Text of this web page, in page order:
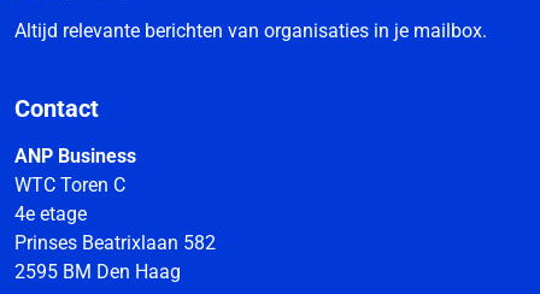
Altijd relevante berichten van organisaties in je mailbox.
Contact
ANP Business
WTC Toren C
4e etage
Prinses Beatrixlaan 582
2595 BM Den Haag